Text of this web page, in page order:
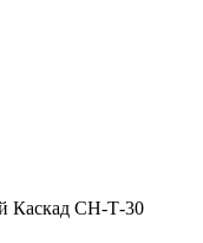
Каскад СН-Т-30